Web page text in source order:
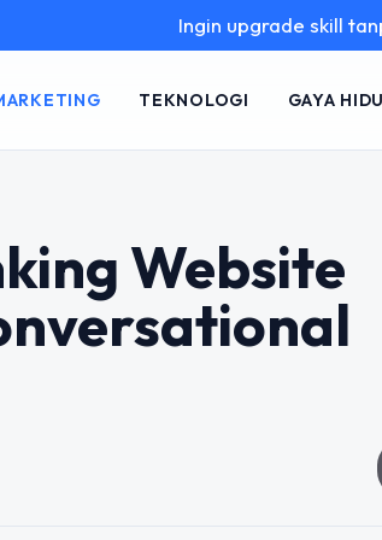
Ingin upgrade skill tanpa ribet?
TEKNOLOGI GAYA
Website